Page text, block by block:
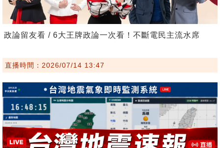
政論留友看 / 6大王牌政論一次看！不斷電民主流水席
直播時間：2026/07/14 13:47